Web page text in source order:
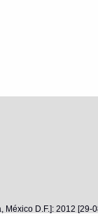
D.F.]: 2012